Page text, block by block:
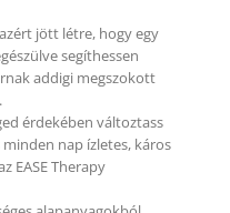
jött létre, hogy egy
segíthessen
addigi megszokott
érdekében változtass
nap ízletes, káros
EASE Therapy